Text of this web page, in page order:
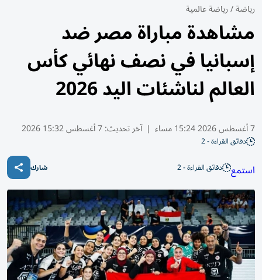
رياضة/رياضة عالمية
مشاهدة مباراة مصر ضد
إسبانيا في نصف نهائي كأس
العالم لناشئات اليد 2026
7 أغسطس 2026 15:24 مساء | آخر تحديث:7 أغسطس 15:32 2026
دقائق القراءة - 2
استمع دقائق القراءة - 2 شارك